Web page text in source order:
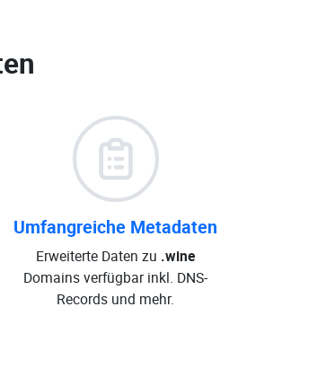
Umfangreiche Metadaten
Erweiterte Daten zu .wine
Domains verfügbar inkl. DNS-
Records und mehr.